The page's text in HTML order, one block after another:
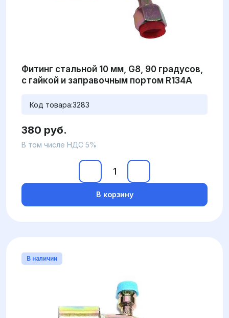
Фитинг стальной 10 мм, G8, 90 градусов,
с гайкой и заправочным портом R134A
Код товара:3283
380 руб.
В том числе НДС 5%
В корзину
В наличии